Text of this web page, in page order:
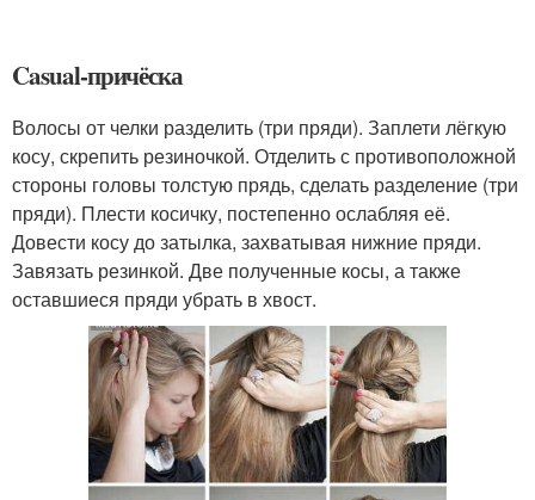
Casual-причёска
Волосы от челки разделить (три пряди). Заплети лёгкую
косу, скрепить резиночкой. Отделить с противоположной
стороны головы толстую прядь, сделать разделение (три
пряди). Плести косичку, постепенно ослабляя её.
Довести косу до затылка, захватывая нижние пряди.
Завязать резинкой. Две полученные косы, а также
оставшиеся пряди убрать в хвост.